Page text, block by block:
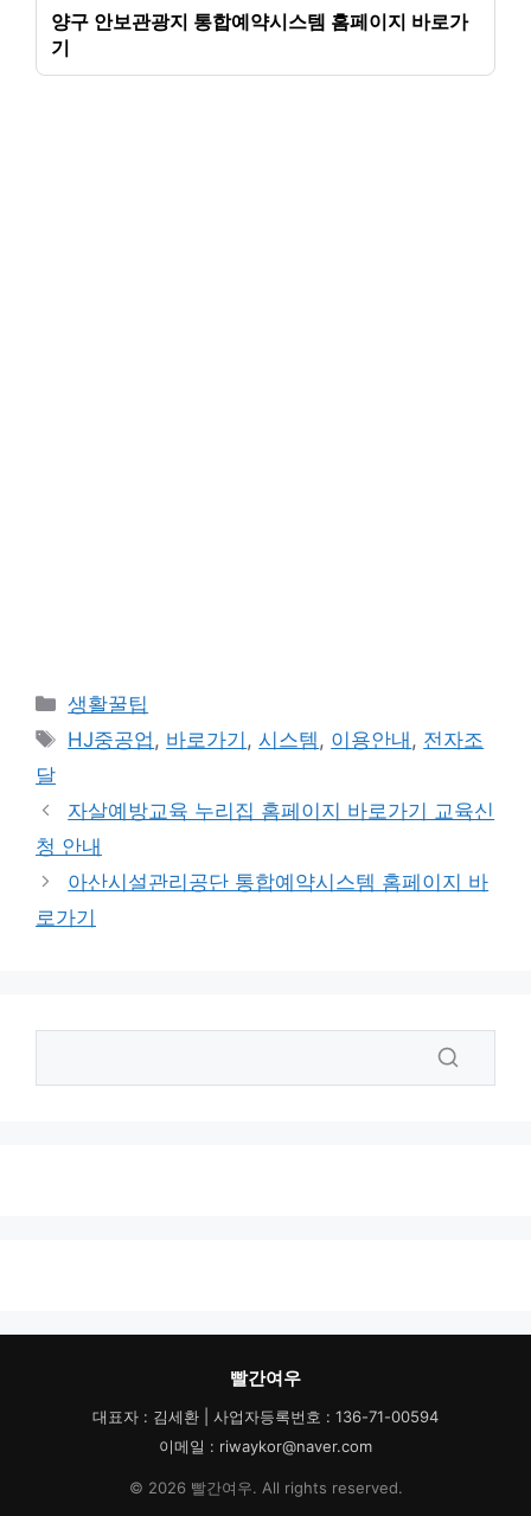
양구 안보관광지 통합예약시스템 홈페이지 바로가
기
카
테
생활꿀팁
태
HJ중공업 , 바로가기 ,시스템 , 이용안내 , 전자조
달
자살예방교육 누리집 홈페이지 바로가기 교육신
청 안내
아산시설관리공단 통합예약시스템 홈페이지 바
로가기
빨간여우
대표자 : 김세환 | 사업자등록번호 : 136-71-00594
이메일 : riwaykor@naver.com
© 2026 빨간여우. All rights reserved.